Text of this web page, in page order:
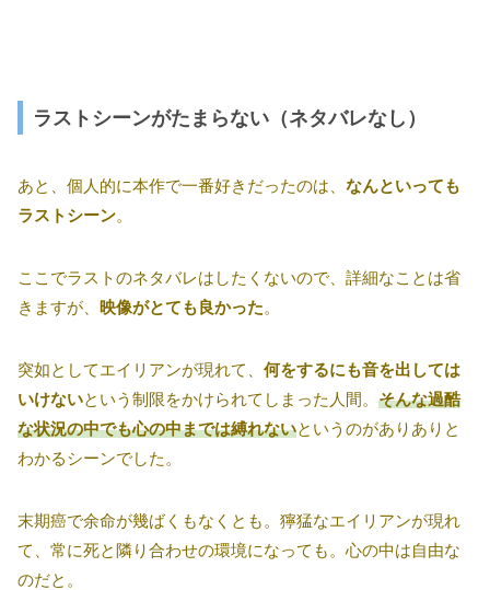
ラストシーンがたまらない（ネタバレなし）
あと、個人的に本作で一番好きだったのは、 なんといっても
ラストシーン。
ここでラストのネタバレはしたくないので、詳細なことは省
きますが、 映像がとても良かった。
突如としてエイリアンが現れて、 何をするにも音を出しては
いけないという制限をかけられてしまった人間。 そんな過酷
な状況の中でも心の中までは縛れないというのがありありと
わかるシーンでした。
末期癌で余命が幾ばくもなくとも。獰猛なエイリアンが現れ
て、常に死と隣り合わせの環境になっても。心の中は自由な
のだと。